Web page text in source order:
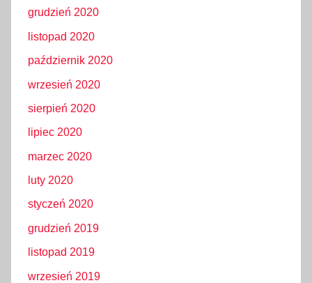
grudzień 2020
listopad 2020
październik 2020
wrzesień 2020
sierpień 2020
lipiec 2020
marzec 2020
luty 2020
styczeń 2020
grudzień 2019
listopad 2019
wrzesień 2019